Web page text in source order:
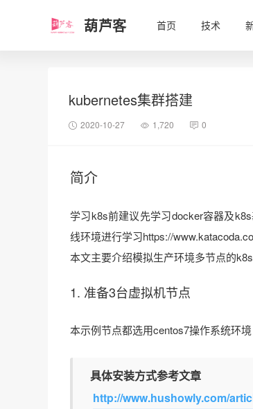
葫芦客 首页 技术
kubernetes集群搭建
2020-10-27 1,720 0
简介
学习k8s前建议先学习docker容器及
线环境进行学习https://
本文主要介绍模拟生产环境多节点的
1. 准备3台虚拟机节点
本示例节点都选用centos7操作系统环境
具体安装方式参考文章
http://www.hushowly.com/